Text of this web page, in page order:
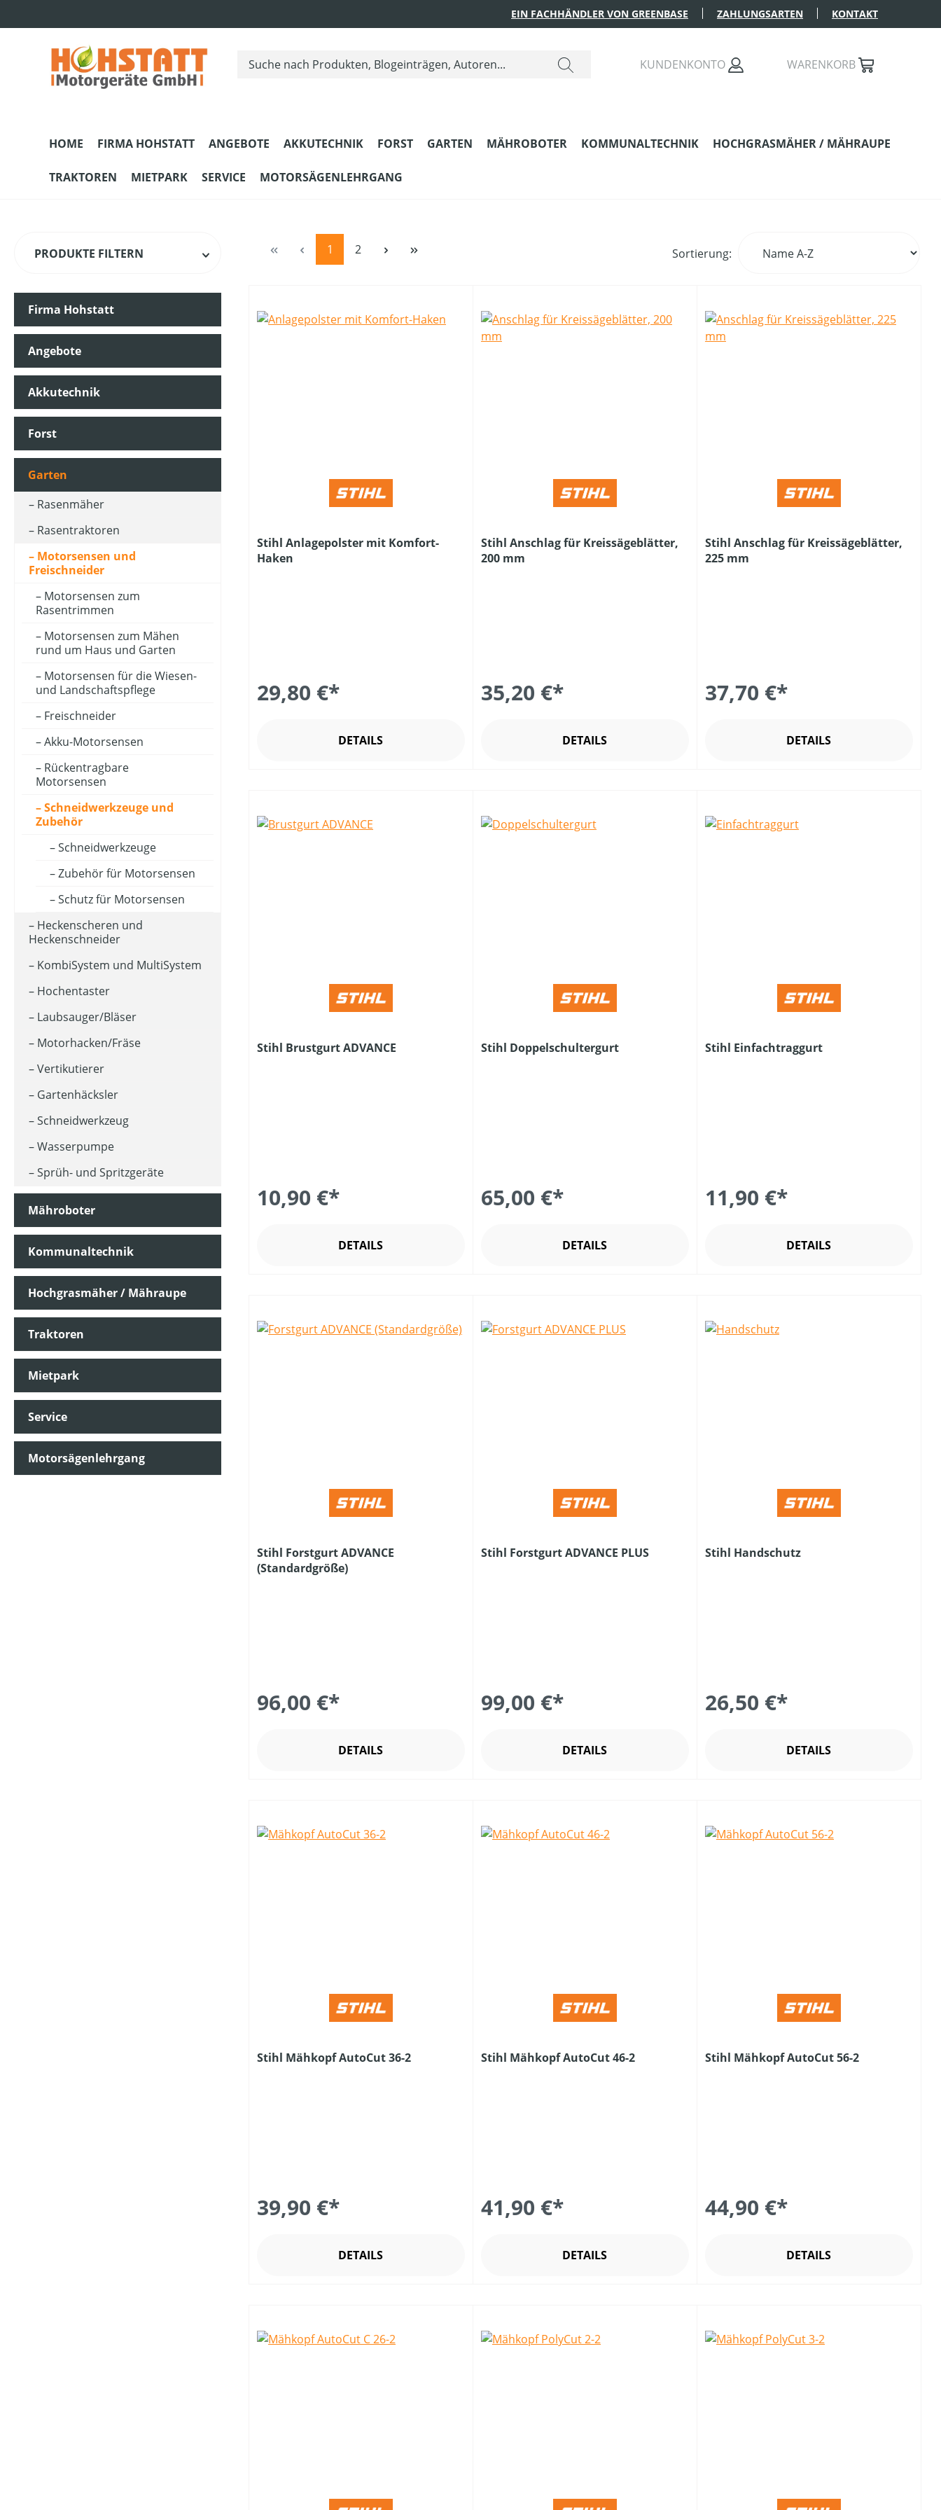
EIN FACHHÄNDLER VON GREENBASE ZAHLUNGSARTEN KONTAKT
KUNDENKONTO WARENKORB
HOME FIRMA HOHSTATT ANGEBOTE AKKUTECHNIK FORST GARTEN MÄHROBOTER KOMMUNALTECHNIK HOCHGRASMÄHER / MÄHRAUPE
TRAKTOREN MIETPARK SERVICE MOTORSÄGENLEHRGANG
PRODUKTE FILTERN
HERSTELLER
KLASSIFIZIERUNG
PREIS
Firma Hohstatt
Angebote
Akkutechnik
Forst
Garten
Rasenmäher
Rasentraktoren
Motorsensen und
Freischneider
Motorsensen zum
Rasentrimmen
Motorsensen zum Mähen
rund um Haus und Garten
Motorsensen für die Wiesen-
und Landschaftspflege
Freischneider
Akku-Motorsensen
Rückentragbare
Motorsensen
Schneidwerkzeuge und
Zubehör
Schneidwerkzeuge
Zubehör für Motorsensen
Schutz für Motorsensen
Heckenscheren und
Heckenschneider
KombiSystem und MultiSystem
Hochentaster
Laubsauger/Bläser
Motorhacken/Fräse
Vertikutierer
Gartenhäcksler
Schneidwerkzeug
Wasserpumpe
Sprüh- und Spritzgeräte
Mähroboter
Kommunaltechnik
Hochgrasmäher / Mähraupe
Traktoren
Mietpark
Service
Motorsägenlehrgang
Seite
1 Seite
2 Sortierung:
Stihl Anlagepolster mit Komfort-
Haken
29,80 €*
DETAILS
Stihl Anschlag für Kreissägeblätter,
200 mm
35,20 €*
DETAILS
Stihl Anschlag für Kreissägeblätter,
225 mm
37,70 €*
DETAILS
Stihl Brustgurt ADVANCE
10,90 €*
DETAILS
Stihl Doppelschultergurt
65,00 €*
DETAILS
Stihl Einfachtraggurt
11,90 €*
DETAILS
Stihl Forstgurt ADVANCE
(Standardgröße)
96,00 €*
DETAILS
Stihl Forstgurt ADVANCE PLUS
99,00 €*
DETAILS
Stihl Handschutz
26,50 €*
DETAILS
Stihl Mähkopf AutoCut 36-2
39,90 €*
DETAILS
Stihl Mähkopf AutoCut 46-2
41,90 €*
DETAILS
Stihl Mähkopf AutoCut 56-2
44,90 €*
DETAILS